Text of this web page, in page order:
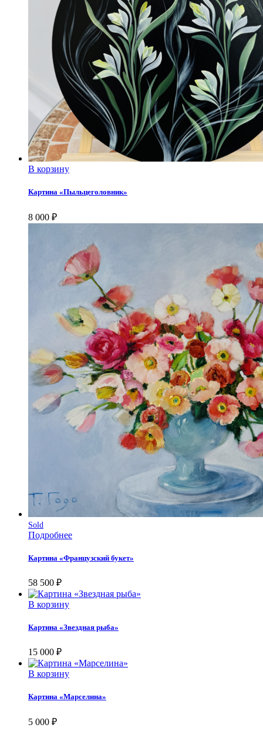
В корзину
Картина «Пыльцеголовник»
8 000 ₽
Sold
Подробнее
Картина «Французский букет»
58 500 ₽
В корзину
Картина «Звездная рыба»
15 000 ₽
В корзину
Картина «Марселина»
5 000 ₽